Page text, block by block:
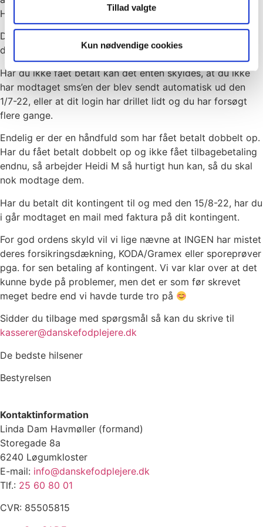
Tillad valgte
Kun nødvendige cookies
HOLD NU OP, hvor har I været gode.
Det er kun få der har haft problemer med betalingen, og
det er vi meget glade for.
Har du ikke fået betalt kan det enten skyldes, at du ikke
har modtaget sms’en der blev sendt automatisk ud den
1/7-22, eller at dit login har drillet lidt og du har forsøgt
flere gange.
Endelig er der en håndfuld som har fået betalt dobbelt op.
Har du fået betalt dobbelt op og ikke fået tilbagebetaling
endnu, så arbejder Heidi M så hurtigt hun kan, så du skal
nok modtage dem.
Har du betalt dit kontingent til og med den 15/8-22, har du
i går modtaget en mail med faktura på dit kontingent.
For god ordens skyld vil vi lige nævne at INGEN har mistet
deres forsikringsdækning, KODA/Gramex eller sporeprøver
pga. for sen betaling af kontingent. Vi var klar over at det
kunne byde på problemer, men det er som før skrevet
meget bedre end vi havde turde tro på
Sidder du tilbage med spørgsmål så kan du skrive til
kasserer@danskefodplejere.dk
De bedste hilsener
Bestyrelsen
Kontaktinformation
Linda Dam Havmøller (formand)
Storegade 8a
6240 Løgumkloster
E-mail: info@danskefodplejere.dk
Tlf.: 25 60 80 01
CVR: 85505815